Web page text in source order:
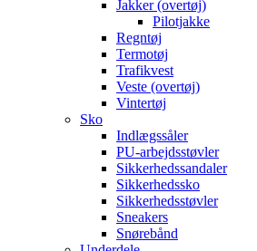
Jakker (overtøj)
Pilotjakke
Regntøj
Termotøj
Trafikvest
Veste (overtøj)
Vintertøj
Sko
Indlægssåler
PU-arbejdsstøvler
Sikkerhedssandaler
Sikkerhedssko
Sikkerhedsstøvler
Sneakers
Snørebånd